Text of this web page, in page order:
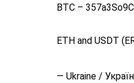
BTC –
ETH and USDT
— Ukraine /